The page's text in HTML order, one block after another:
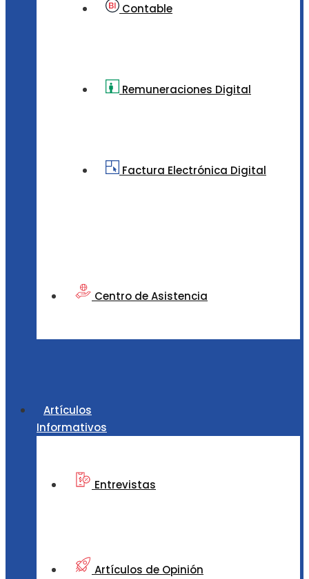
Contable
Remuneraciones Digital
Factura Electrónica Digital
Centro de Asistencia
Artículos
Informativos
Entrevistas
Artículos de Opinión